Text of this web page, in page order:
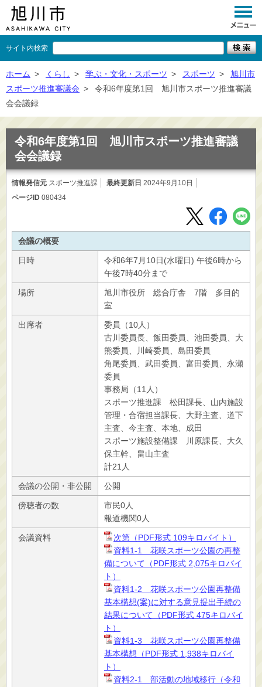
サイト内検索
くらし
事業者向け
施設一覧
ホーム > くらし > 学ぶ・文化・スポーツ > スポーツ >
旭川市
スポーツ推進審議会 >
令和6年度第1回 旭川市スポーツ推進審議
会会議録
令和6年度第1回 旭川市スポーツ推進審議
会会議録
情報発信元 スポーツ推進課 最終更新日 2024年9月10日
ページID 080434
会議の概要
日時
令和6年7月10日(水曜日) 午後6時から
午後7時40分まで
場所
旭川市役所 総合庁舎 7階 多目的
室
出席者
委員（10人）
古川委員長、飯田委員、池田委員、大
熊委員、川崎委員、島田委員
角尾委員、武田委員、富田委員、永瀬
委員
事務局（11人）
スポーツ推進課 松田課長、山内施設
管理・合宿担当課長、大野主査、道下
主査、今主査、本地、成田
スポーツ施設整備課 川原課長、大久
保主幹、畠山主査
計21人
会議の公開・非公開 公開
傍聴者の数
市民0人
報道機関0人
会議資料
次第（PDF形式 109キロバイト）
資料1-1 花咲スポーツ公園の再整
備について（PDF形式 2,075キロバイ
ト）
資料1-2 花咲スポーツ公園再整備
基本構想(案)に対する意見提出手続の
結果について（PDF形式 475キロバイ
ト）
資料1-3 花咲スポーツ公園再整備
基本構想（PDF形式 1,938キロバイ
ト）
資料2-1 部活動の地域移行（令和